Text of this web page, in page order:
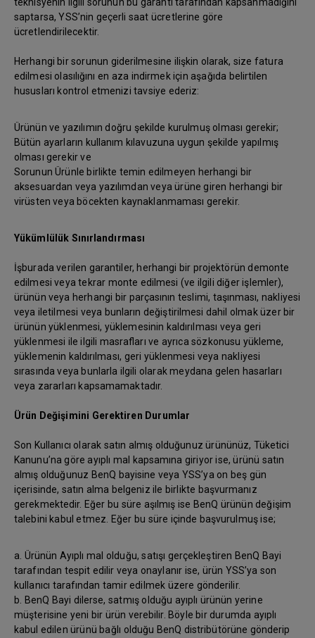
saptarsa, YSS’nin geçerli saat ücretlerine göre
ücretlendirilecektir.
Herhangi bir sorunun giderilmesine ilişkin olarak, size fatura
edilmesi olasılığını en aza indirmek için aşağıda belirtilen
hususları kontrol etmenizi tavsiye ederiz:
Ürünün ve yazılımın doğru şekilde kurulmuş olması gerekir;
Bütün ayarların kullanım kılavuzuna uygun şekilde yapılmış
olması gerekir ve
Sorunun Ürünle birlikte temin edilmeyen herhangi bir
aksesuardan veya yazılımdan veya ürüne giren herhangi bir
virüsten veya böcekten kaynaklanmaması gerekir.
Yükümlülük Sınırlandırması
İşburada verilen garantiler, herhangi bir projektörün demonte
edilmesi veya tekrar monte edilmesi (ve ilgili diğer işlemler),
ürünün veya herhangi bir parçasının teslimi, taşınması, nakliyesi
veya iletilmesi veya bunların değiştirilmesi dahil olmak üzer bir
ürünün yüklenmesi, yüklemesinin kaldırılması veya geri
yüklenmesi ile ilgili masrafları ve ayrıca sözkonusu yükleme,
yüklemenin kaldırılması, geri yüklenmesi veya nakliyesi
sırasında veya bunlarla ilgili olarak meydana gelen hasarları
veya zararları kapsamamaktadır.
Ürün Değişimini Gerektiren Durumlar
Son Kullanıcı olarak satın almış olduğunuz ürününüz, Tüketici
Kanunu’na göre ayıplı mal kapsamına giriyor ise, ürünü satın
almış olduğunuz BenQ bayisine veya YSS’ya on beş gün
içerisinde, satın alma belgeniz ile birlikte başvurmanız
gerekmektedir. Eğer bu süre aşılmış ise BenQ ürünün değişim
talebini kabul etmez. Eğer bu süre içinde başvurulmuş ise;
a. Ürünün Ayıplı mal olduğu, satışı gerçekleştiren BenQ Bayi
tarafından tespit edilir veya onaylanır ise, ürün YSS’ya son
kullanıcı tarafından tamir edilmek üzere gönderilir.
b. BenQ Bayi dilerse, satmış olduğu ayıplı ürünün yerine
müşterisine yeni bir ürün verebilir. Böyle bir durumda ayıplı
kabul edilen ürünü bağlı olduğu BenQ distribütörüne gönderip